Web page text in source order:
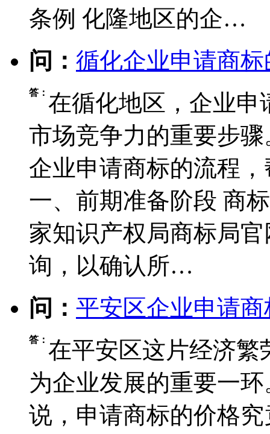
条例 化隆地区的企…
问： 循化企业申请商
答： 在循化地区，企业申
市场竞争力的重要步
企业申请商标的流程
一、前期准备阶段 ‌商
家知识产权局商标局
询，以确认所…
问： 平安区企业申请
答： 在平安区这片经济繁
为企业发展的重要一
说，申请商标的价格